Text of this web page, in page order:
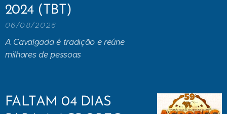
2024 (TBT)
06/08/2026
A Cavalgada é tradição e reúne
milhares de pessoas
FALTAM 04 DIAS